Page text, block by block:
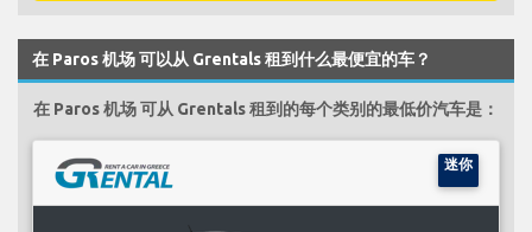
在 Paros 机场 可以从 Grentals 租到什么最便宜的车？
在 Paros 机场 可从 Grentals 租到的每个类别的最低价汽车是：
迷你